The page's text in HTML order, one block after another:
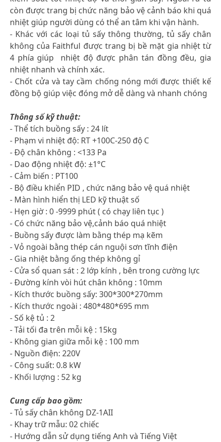
còn được trang bị chức năng bảo vệ cảnh báo khi quá
nhiệt giúp người dùng có thể an tâm khi vận hành.
- Khác với các loại tủ sấy thông thường, tủ sấy chân
không của Faithful được trang bị bề mặt gia nhiệt từ
4 phía giúp nhiệt độ được phân tán đồng đều, gia
nhiệt nhanh và chính xác.
- Chốt cửa và tay cầm chống nóng mới được thiết kế
đồng bộ giúp việc đóng mở dễ dàng và nhanh chóng
Thông số kỹ thuật:
- Thể tích buồng sấy : 24 lít
- Phạm vi nhiệt độ: RT +100C-250 độ C
- Độ chân không : <133 Pa
- Dao động nhiệt độ: ±1°C
- Cảm biến : PT100
- Bộ điều khiển PID , chức năng bảo vệ quá nhiệt
- Màn hình hiển thị LED kỹ thuật số
- Hẹn giờ : 0 -9999 phút ( có chạy liên tục )
- Có chức năng bảo vệ,cảnh báo quá nhiệt
- Buồng sấy được làm bằng thép mạ kẽm
- Vỏ ngoài bằng thép cán nguội sơn tĩnh điện
- Gia nhiệt bằng ống thép không gỉ
- Cửa sổ quan sát : 2 lớp kính , bên trong cường lực
- Đường kính vòi hút chân không : 10mm
- Kích thước buồng sấy: 300*300*270mm
- Kích thước ngoài : 480*480*695 mm
- Số kệ tủ : 2
- Tải tối đa trên mỗi kệ : 15kg
- Không gian giữa mỗi kệ : 100 mm
- Nguồn điện: 220V
- Công suất: 0.8 kW
- Khối lượng : 52 kg
Cung cấp bao gồm:
- Tủ sấy chân không DZ-1AII
- Khay trữ mẫu: 02 chiếc
- Hướng dẫn sử dụng tiếng Anh và Tiếng Việt